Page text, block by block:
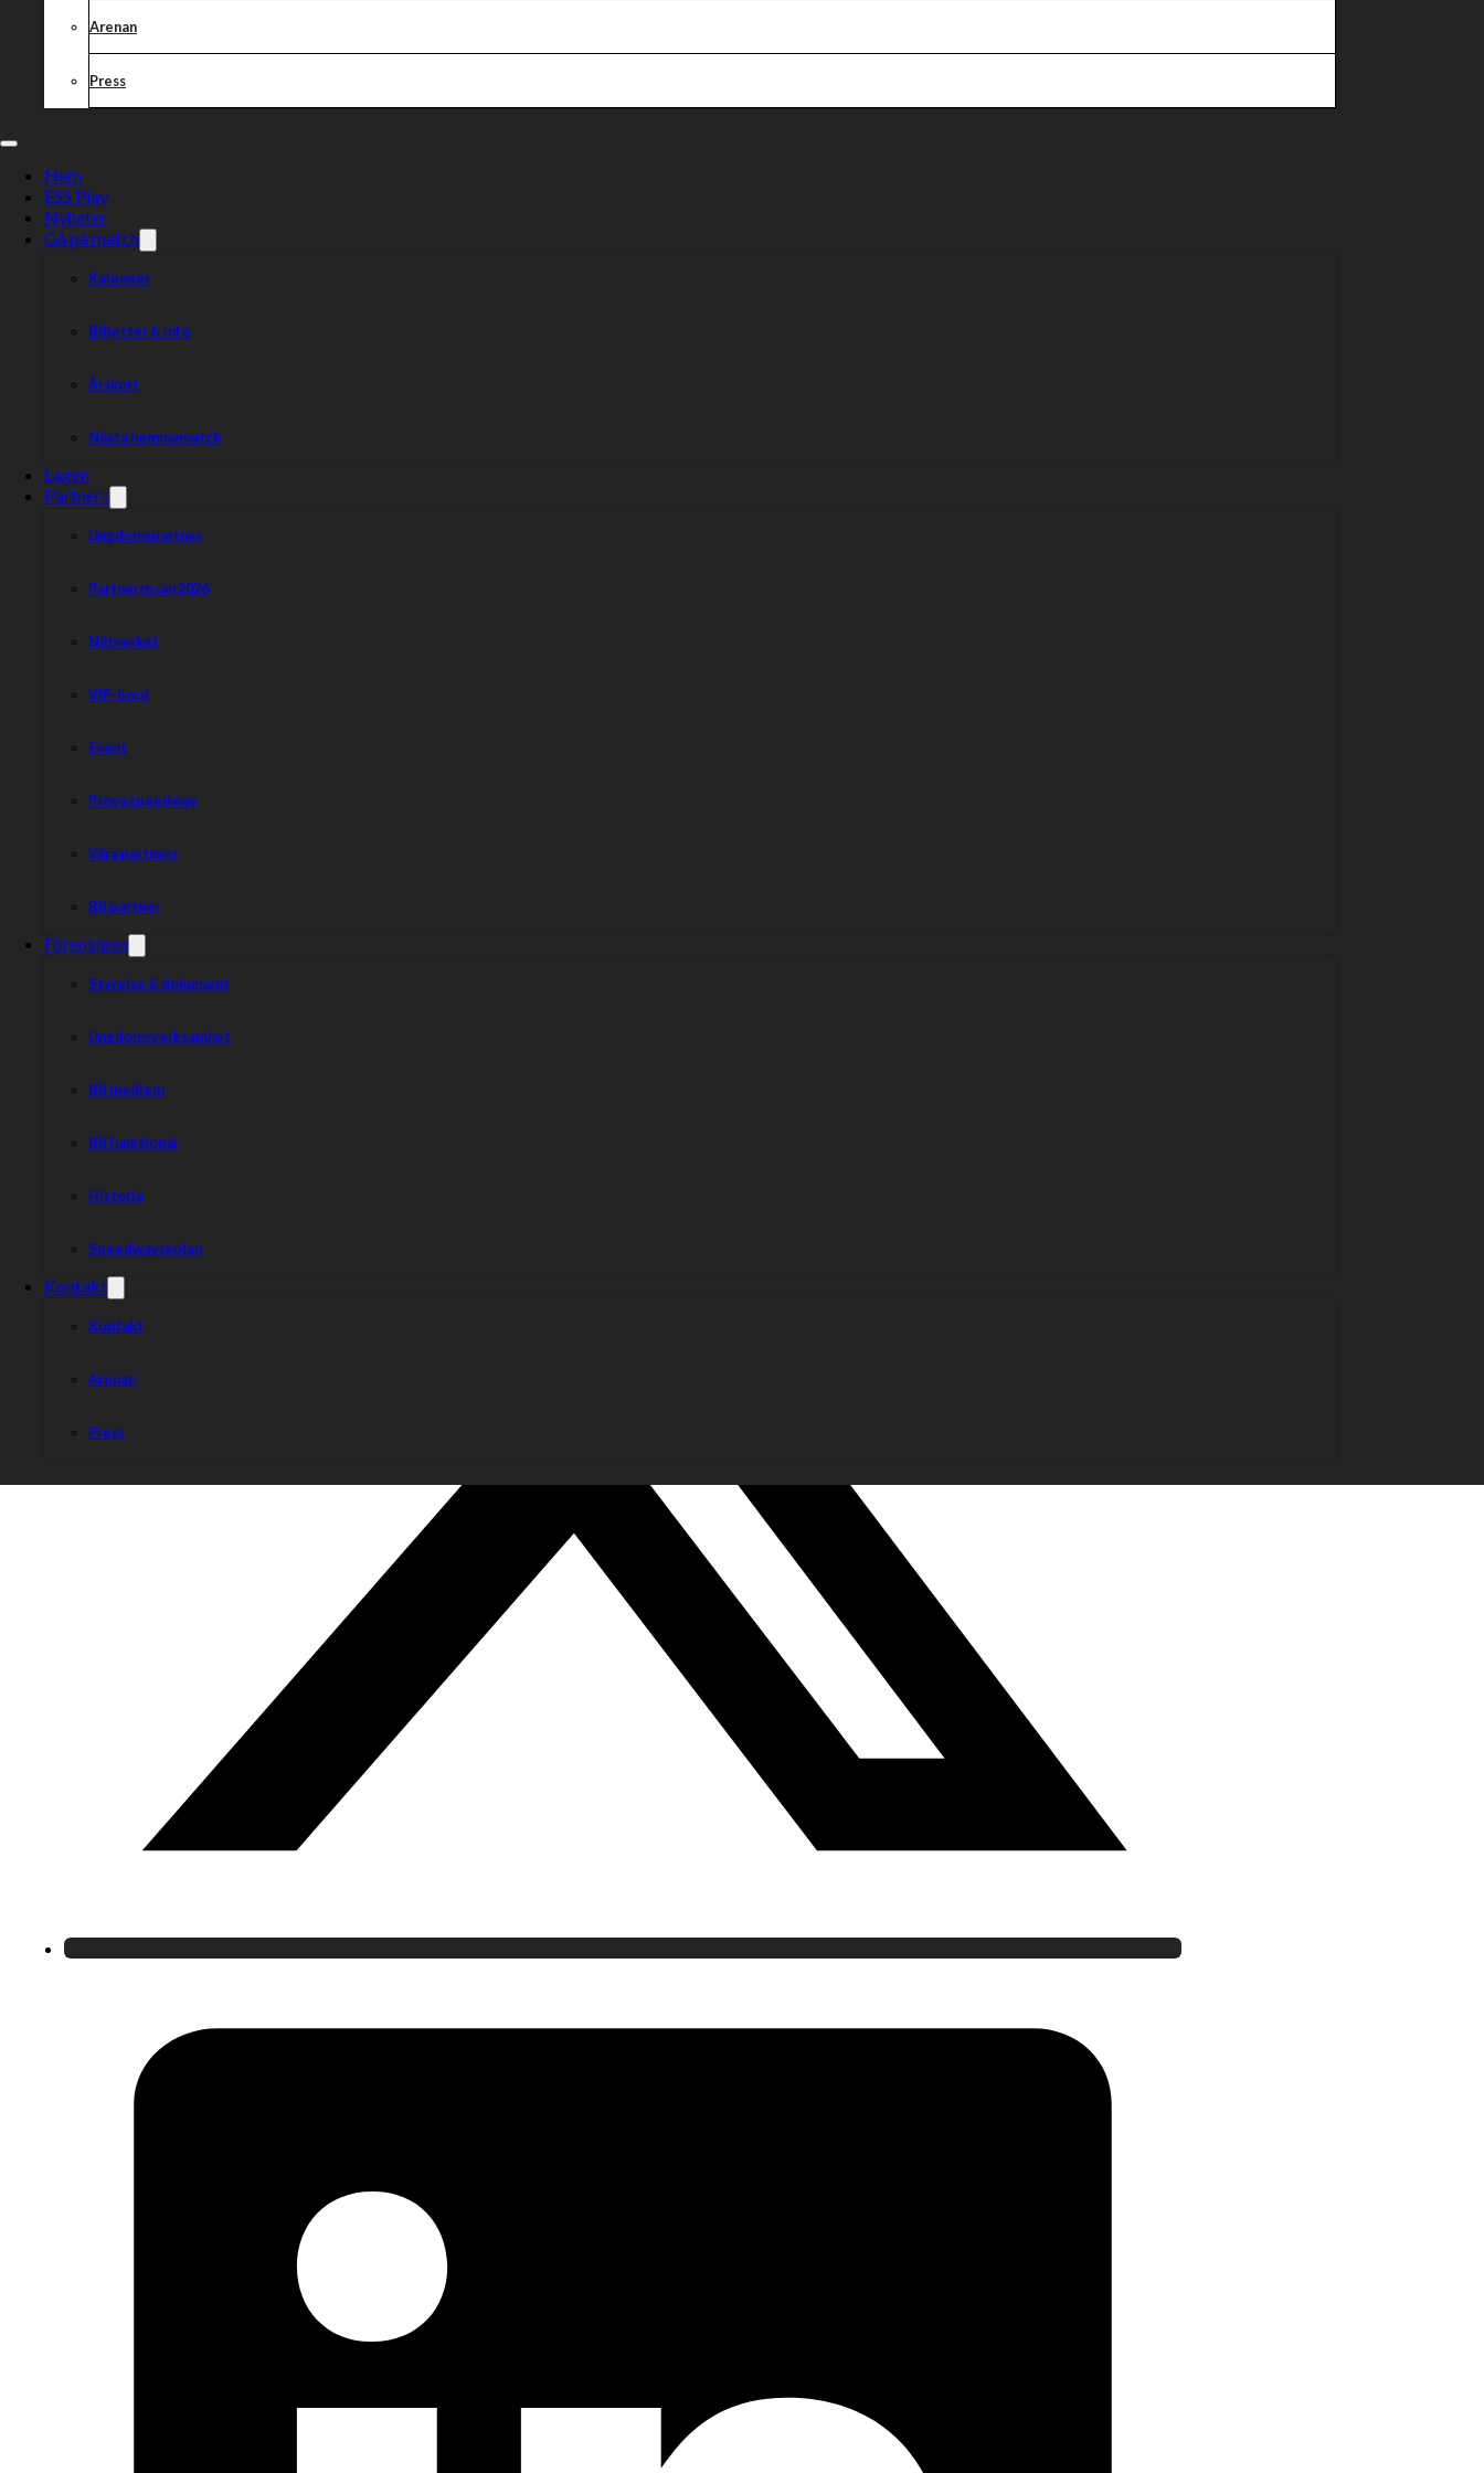
Arenan
Press
Hem
ESS Play
Nyheter
Gå på match
Kalender
Biljetter & info
Årskort
Nästa hemmamatch
Lagen
Partners
Ungdomspartner
Partnerresan 2026
Nätverket
VIP-bord
Event
Prova speedway
Våra partners
Bli partner
Föreningen
Styrelse & dokument
Ungdomsverksamhet
Bli medlem
Bli funktionär
Historia
Speedwayskolan
Kontakt
Kontakt
Arenan
Press